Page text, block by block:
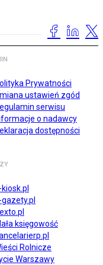
Prywatności
ustawień zgód
serwisu
o nadawcy
dostępności
kiosk.pl
gazety.pl
księgowość
Rolnicze
Warszawy